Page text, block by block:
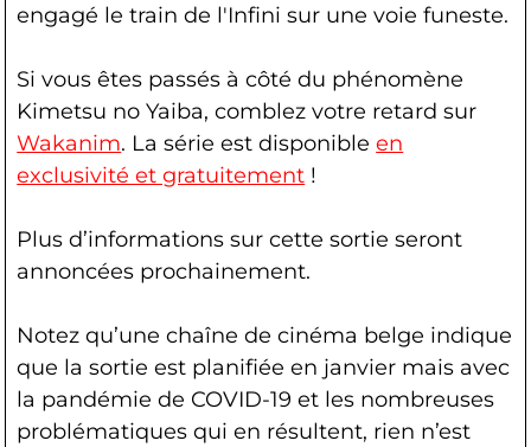
engagé le train de l'Infini sur une voie funeste.
Si vous êtes passés à côté du phénomène
Kimetsu no Yaiba, comblez votre retard sur
Wakanim. La série est disponibleen
exclusivité et gratuitement !
Plus d’informations sur cette sortie seront
annoncées prochainement.
Notez qu’une chaîne de cinéma belge indique
que la sortie est planifiée en janvier mais avec
la pandémie de COVID-19 et les nombreuses
problématiques qui en résultent, rien n’est